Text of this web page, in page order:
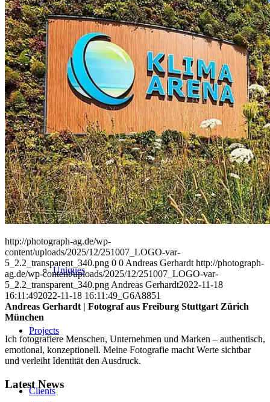
People
Lifestyle
Corporate
Sports
Uniques
Projects
Clients
http://photograph-ag.de/wp-
content/uploads/2025/12/251007_LOGO-var-
5_2.2_transparent_340.png 0 0 Andreas Gerhardt http://photograph-
ag.de/wp-content/uploads/2025/12/251007_LOGO-var-
5_2.2_transparent_340.png Andreas Gerhardt2022-11-18
16:11:492022-11-18 16:11:49 _G6A8851
Andreas Gerhardt | Fotograf aus Freiburg Stuttgart Zürich
München
Ich fotografiere Menschen, Unternehmen und Marken – authentisch,
emotional, konzeptionell. Meine Fotografie macht Werte sichtbar
und verleiht Identität den Ausdruck.
Latest News